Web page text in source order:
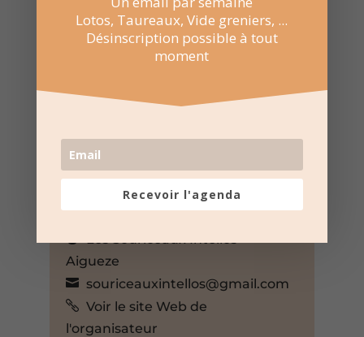
08:00 au 17:00
Ville d’Aigueze
Aigueze, Gard, 30760, France,
Aigueze
souriceauxintellos@gmail.com
Voir le site Web de
l'organisateur
Lotos, Taureaux, Vide greniers, ...
Désinscription possible à tout
moment
Recevoir l'agenda